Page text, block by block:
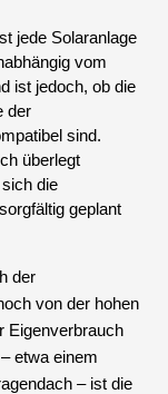
jede Solaranlage
vom
ist jedoch, ob die
der
sind.
überlegt
die
geplant
der
von der hohen
Eigenverbrauch
etwa einem
– ist die